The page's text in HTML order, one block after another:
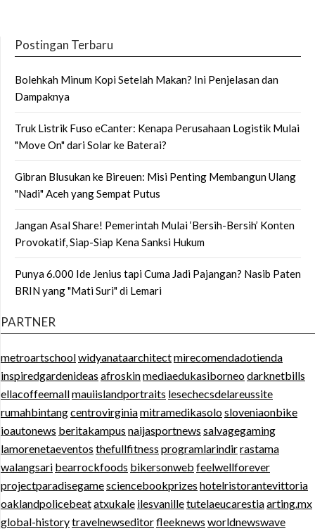
Postingan Terbaru
Bolehkah Minum Kopi Setelah Makan? Ini Penjelasan dan
Dampaknya
Truk Listrik Fuso eCanter: Kenapa Perusahaan Logistik Mulai
"Move On" dari Solar ke Baterai?
Gibran Blusukan ke Bireuen: Misi Penting Membangun Ulang
"Nadi" Aceh yang Sempat Putus
Jangan Asal Share! Pemerintah Mulai ‘Bersih-Bersih’ Konten
Provokatif, Siap-Siap Kena Sanksi Hukum
Punya 6.000 Ide Jenius tapi Cuma Jadi Pajangan? Nasib Paten
BRIN yang "Mati Suri" di Lemari
PARTNER
metroartschoolwidyanataarchitectmirecomendadotienda
inspiredgardenideas afroskinmediaedukasiborneodarknetbills
ellacoffeemallmauiislandportraits lesechecsdelareussite
rumahbintangcentrovirginiamitramedikasolosloveniaonbike
ioautonews beritakampus naijasportnews salvagegaming
lamorenetaeventos thefullfitness programlarindirrastama
walangsari bearrockfoods bikersonweb feelwellforever
projectparadisegamesciencebookprizes hotelristorantevittoria
oaklandpolicebeatatxukale ilesvanilletutelaeucarestiaarting.mx
global-historytravelnewseditorfleeknews worldnewswave